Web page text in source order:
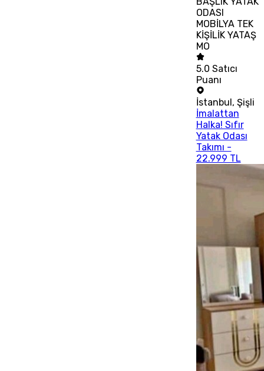
ODASI
MOBİLYA TEK
KİŞİLİK YATAŞ
MO
5.0 Satıcı
Puanı
İstanbul, Şişli
İmalattan
Halka! Sıfır
Yatak Odası
Takımı -
22.999 TL